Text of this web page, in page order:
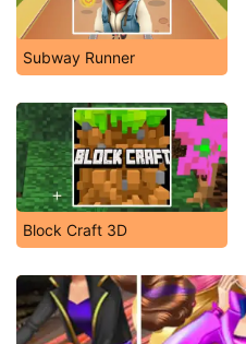
Subway Runner
Block Craft 3D